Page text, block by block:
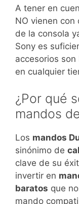
A tener en
NO vienen con
de la consola
Sony es
accesorios
en cualquier
¿Por qué
mandos
Los mandos
sinónimo de
clave de su
invertir en
baratos que
mando